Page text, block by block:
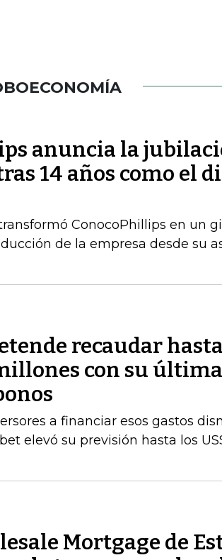
anuncia la
14 años como el
ConocoPhillips en un
de la empresa desde su
recaudar hasta
con su última
a financiar esos gastos
elevó su previsión hasta los
Mortgage de